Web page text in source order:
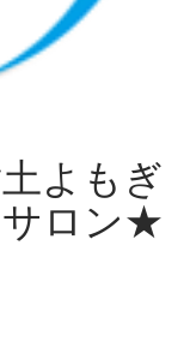
よもぎ
サロン★